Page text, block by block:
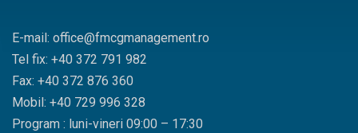
E-mail: office@fmcgmanagement.ro
Tel fix: +40 372 791 982
Fax: +40 372 876 360
Mobil: +40 729 996 328
Program : luni-vineri 09:00 – 17:30